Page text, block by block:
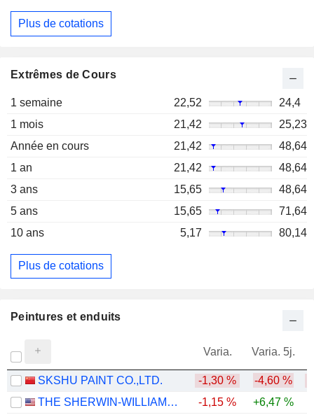
Plus de cotations
Extrêmes de Cours
1 semaine 22,52
24,4
1 mois
21,42
25,23
Année en cours
21,42
48,64
1 an
21,42
48,64
3 ans
15,65
48,64
5 ans
15,65
71,64
10 ans
5,17 80,14
Plus de cotations
Peintures et enduits
Varia. Varia. 5j.
SKSHU PAINT CO.,LTD. -1,30 % -4,60 %
THE SHERWIN-WILLIAMS COMPANY
-1,15 % +6,47 %